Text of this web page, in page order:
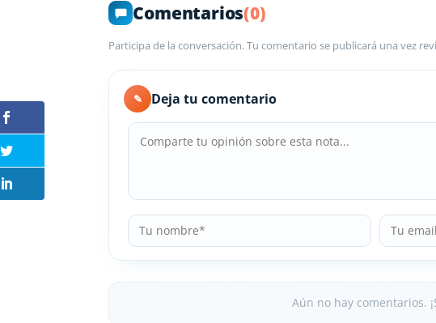
Comentarios(0)
Participa de la conversación. Tu comentario se publicará una vez
✎ Deja tu comentario
Aún no hay comentarios.